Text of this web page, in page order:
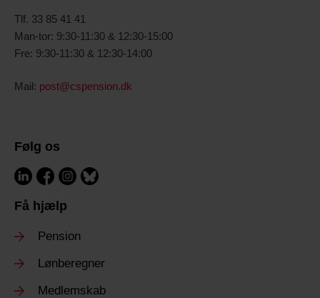
Tlf. 33 85 41 41
Man-tor: 9:30-11:30 & 12:30-15:00
Fre: 9:30-11:30 & 12:30-14:00
Mail: post@cspension.dk
Følg os
Få hjælp
Pension
Lønberegner
Medlemskab